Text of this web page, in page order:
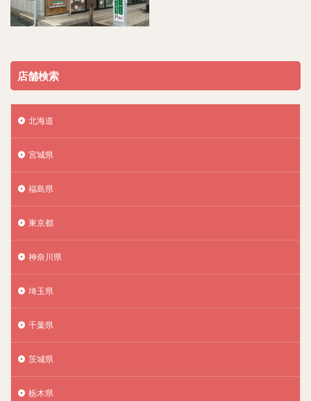
店舗検索
北海道
宮城県
福島県
東京都
神奈川県
埼玉県
千葉県
茨城県
栃木県